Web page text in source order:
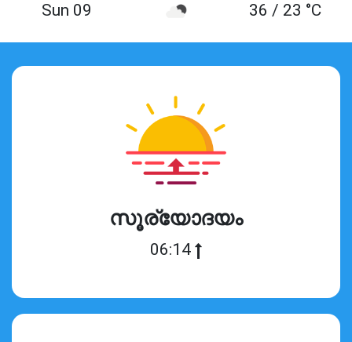
Sun 09
36 / 23 °C
സൂര്യോദയം
06:14